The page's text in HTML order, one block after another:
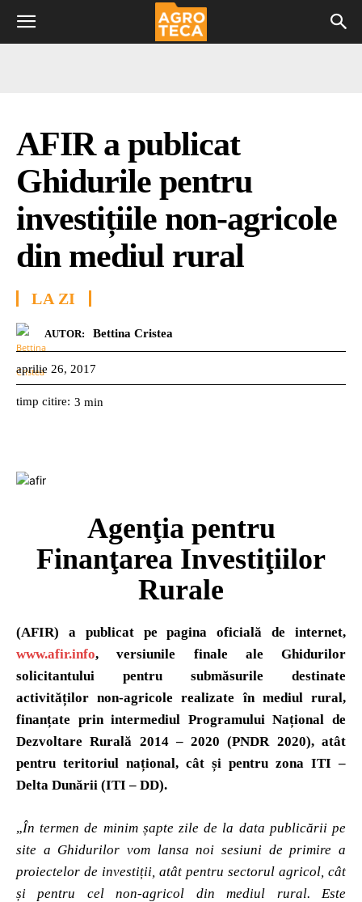
AFIR a publicat
Ghidurile pentru
investițiile non-agricole
din mediul rural
LA ZI
AUTOR: Bettina Cristea
aprilie 26, 2017
timp citire: 3 min
Agenţia pentru
Finanţarea Investiţiilor
Rurale
(AFIR) a publicat pe pagina oficială de internet,
www.afir.info, versiunile finale ale Ghidurilor
solicitantului pentru submăsurile destinate
activităților non-agricole realizate în mediul rural,
finanțate prin intermediul Programului Național de
Dezvoltare Rurală 2014 – 2020 (PNDR 2020), atât
pentru teritoriul național, cât și pentru zona ITI –
Delta Dunării (ITI – DD).
„În termen de minim șapte zile de la data publicării pe
site a Ghidurilor vom lansa noi sesiuni de primire a
proiectelor de investiții, atât pentru sectorul agricol, cât
și pentru cel non-agricol din mediul rural. Este